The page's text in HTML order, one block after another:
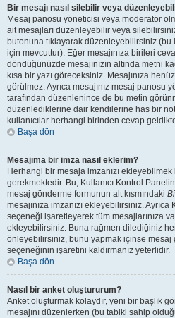
Bir mesajı nasıl silebilir veya
Mesaj panosu yöneticisi veya moderatör
ait mesajları düzenleyebilir veya
butonuna tıklayarak düzenleyebilirsiniz
için mevcuttur). Eğer mesajınıza birileri
döndüğünüzde mesajınızın altında metni
kısa bir yazı göreceksiniz. Mesajınıza
görülmez. Ayrıca mesajınız mesaj panosu
tarafından düzenlenince de bu metin
düzenlediklerine dair kendilerine has bir
kullanıcılar herhangi birinden cevap
Başa dön
Mesajıma bir imza nasıl eklerim?
Herhangi bir mesaja imzanızı
gerekmektedir. Bu, Kullanıcı Kontrol
mesaj gönderme formunun alt kısmındaki
mesajınıza imzanızı ekleyebilirsiniz.
seçeneği işaretleyerek tüm mesajlarınıza
ekleyebilirsiniz. Buna rağmen dilediğiniz
önleyebilirsiniz, bunu yapmak içinse mesaj
seçeneğinin işaretini kaldırmanız yeterlidir.
Başa dön
Nasıl bir anket oluştururum?
Anket oluşturmak kolaydır, yeni bir başlık
mesajını düzenlerken (bu tabiki sahip